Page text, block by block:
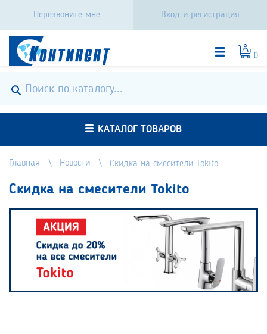
Перезвоните мне Вход и регистрация
0
КАТАЛОГ ТОВАРОВ
Главная Новости Скидка на смесители Tokito
Скидка на смесители Tokito